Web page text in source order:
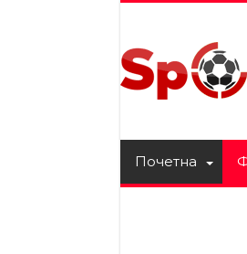
Почетна